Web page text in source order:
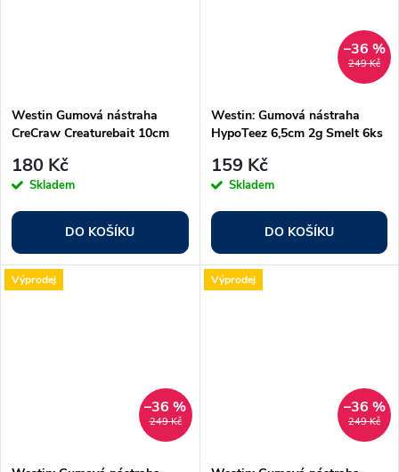
Westin Gumová nástraha
CreCraw Creaturebait 10cm
180 Kč
Skladem
DO KOŠÍKU
249 Kč
–36 %
Westin: Gumová nástraha
HypoTeez 6,5cm 2g Smelt 6ks
159 Kč
Skladem
DO KOŠÍKU
Výprodej
249 Kč
–36 %
Výprodej
249 Kč
–36 %